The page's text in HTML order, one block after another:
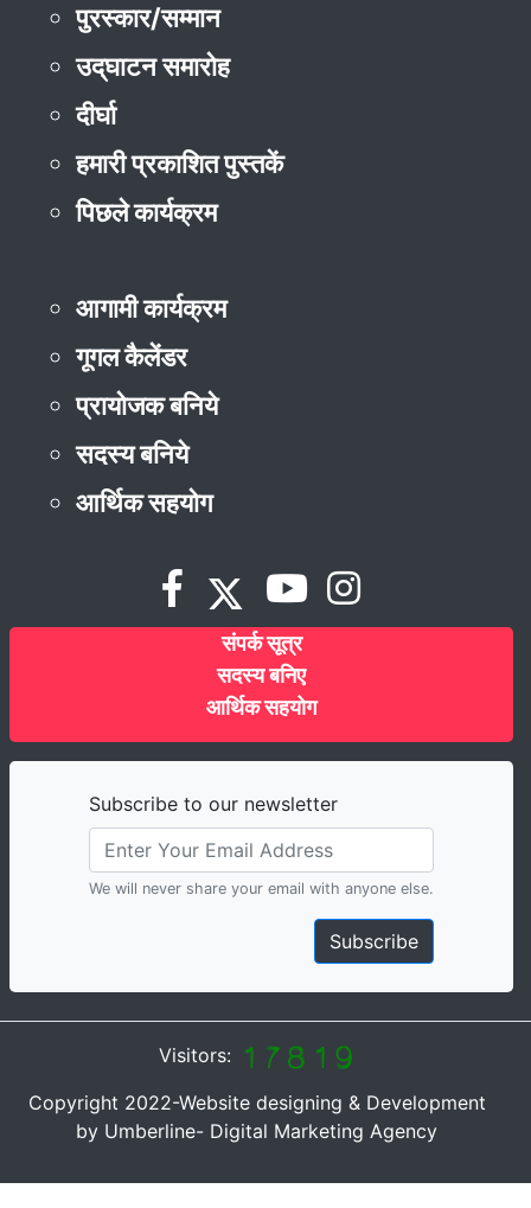
पुरस्कार/सम्मान
उद्‌घाटन समारोह
दीर्घा
हमारी प्रकाशित पुस्तकें
पिछले कार्यक्रम
आगामी कार्यक्रम
गूगल कैलेंडर
प्रायोजक बनिये
सदस्य बनिये
आर्थिक सहयोग
संपर्क सूत्र
सदस्य बनिए
आर्थिक सहयोग
Subscribe to our newsletter
We will never share your email with anyone else.
Subscribe
Visitors:
Copyright 2022-Website designing & Development
by Umberline- Digital Marketing Agency